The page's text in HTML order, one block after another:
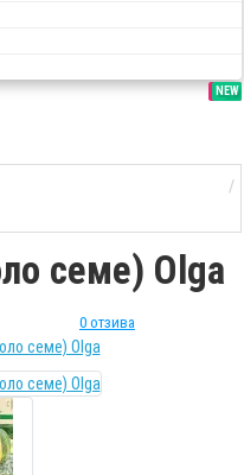
SALE
NEW
семе) Olga
0 отзива